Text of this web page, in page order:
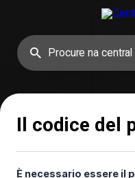
Il codice del
È necessario essere il